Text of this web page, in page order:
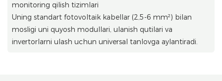
monitoring qilish tizimlari
Uning standart fotovoltaik kabellar (2,5-6 mm²) bilan
mosligi uni quyosh modullari, ulanish qutilari va
invertorlarni ulash uchun universal tanlovga aylantiradi.